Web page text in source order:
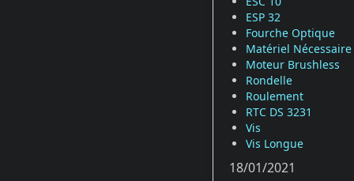
ESP 32
Fourche Optique
Matériel Nécessaire
Moteur Brushless
Rondelle
Roulement
RTC DS 3231
Vis
Vis Longue
18/01/2021